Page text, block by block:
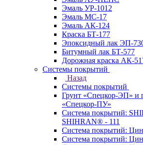
Эмаль УР-1012
Эмаль МС-17
Эмаль АК-124
Краска БТ-177
Эпоксидный лак ЭП-
Битумный лак БТ-577
Дорожная краска АК-
Системы покрытий
Назад
Системы покрытий
Грунт «Спецкор-ЭП» и
«Спецкор-ПУ»
Система покрытий:
SHIHRAN® - 111
Система покрытий:
Система покрытий: